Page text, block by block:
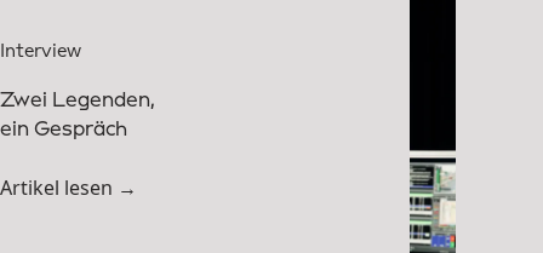
Interview
Zwei Legenden,
ein Gespräch
Artikel lesen →